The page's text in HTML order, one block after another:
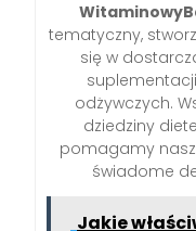
tematyczny,
się w
odżywczych.
dziedziny
pomagamy
świadome
Jakie